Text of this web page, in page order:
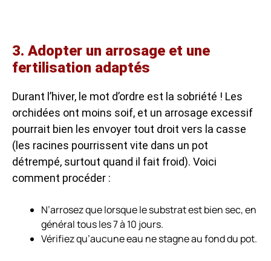
3. Adopter un arrosage et une
fertilisation adaptés
Durant l’hiver, le mot d’ordre est la sobriété ! Les
orchidées ont moins soif, et un arrosage excessif
pourrait bien les envoyer tout droit vers la casse
(les racines pourrissent vite dans un pot
détrempé, surtout quand il fait froid). Voici
comment procéder :
N’arrosez que lorsque le substrat est bien sec, en
général tous les 7 à 10 jours.
Vérifiez qu’aucune eau ne stagne au fond du pot.